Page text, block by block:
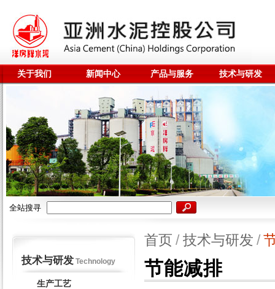
关于我们 新闻中心 产品与服务 技术与研发
全站搜寻
技术与研发 Technology
生产工艺
首页 /技术与研发 /
节能减排